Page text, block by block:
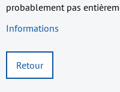
probablement pas
Informations
Retour